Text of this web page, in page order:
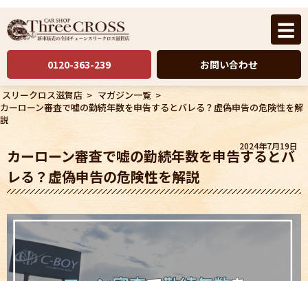
☰
0120-363-239 お問い合わせ
スリークロス滋賀店 > マガジン一覧 >
カーローン審査で嘘の勤続年数を申告するとバレる？虚偽申告の危険性を解
説
2024年7月19日
カーローン審査で嘘の勤続年数を申告するとバ
レる？虚偽申告の危険性を解説